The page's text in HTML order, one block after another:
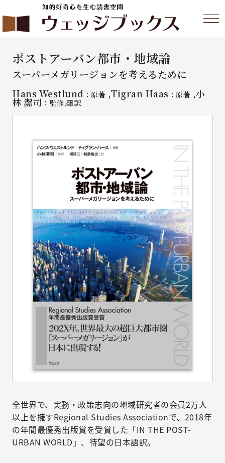
ポストアーバン都市・地域論
スーパーメガリージョンを考えるために
Hans Westlund ：原著 ,Tigran Haas ：原著 ,小
林 潔司 ：監修,翻訳
全世界で、実務・政策志向の地域研究者の会員2万人
以上を擁すRegional Studies Associationで、2018年
の年間最優秀出版賞を受賞した「IN THE POST-
URBAN WORLD」、待望の日本語訳。